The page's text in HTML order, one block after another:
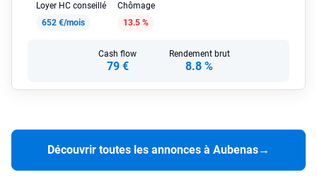
Loyer HC conseillé
652 €/mois
Chômage
13.5 %
Cash flow
79 €
Rendement brut
8.8 %
Découvrir toutes les annonces à Aubenas→